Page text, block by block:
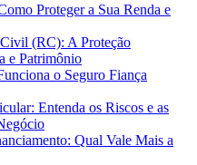
Proteger a Sua Renda e
(RC): A Proteção
e Patrimônio
o Seguro Fiança
Entenda os Riscos e as
Qual Vale Mais a